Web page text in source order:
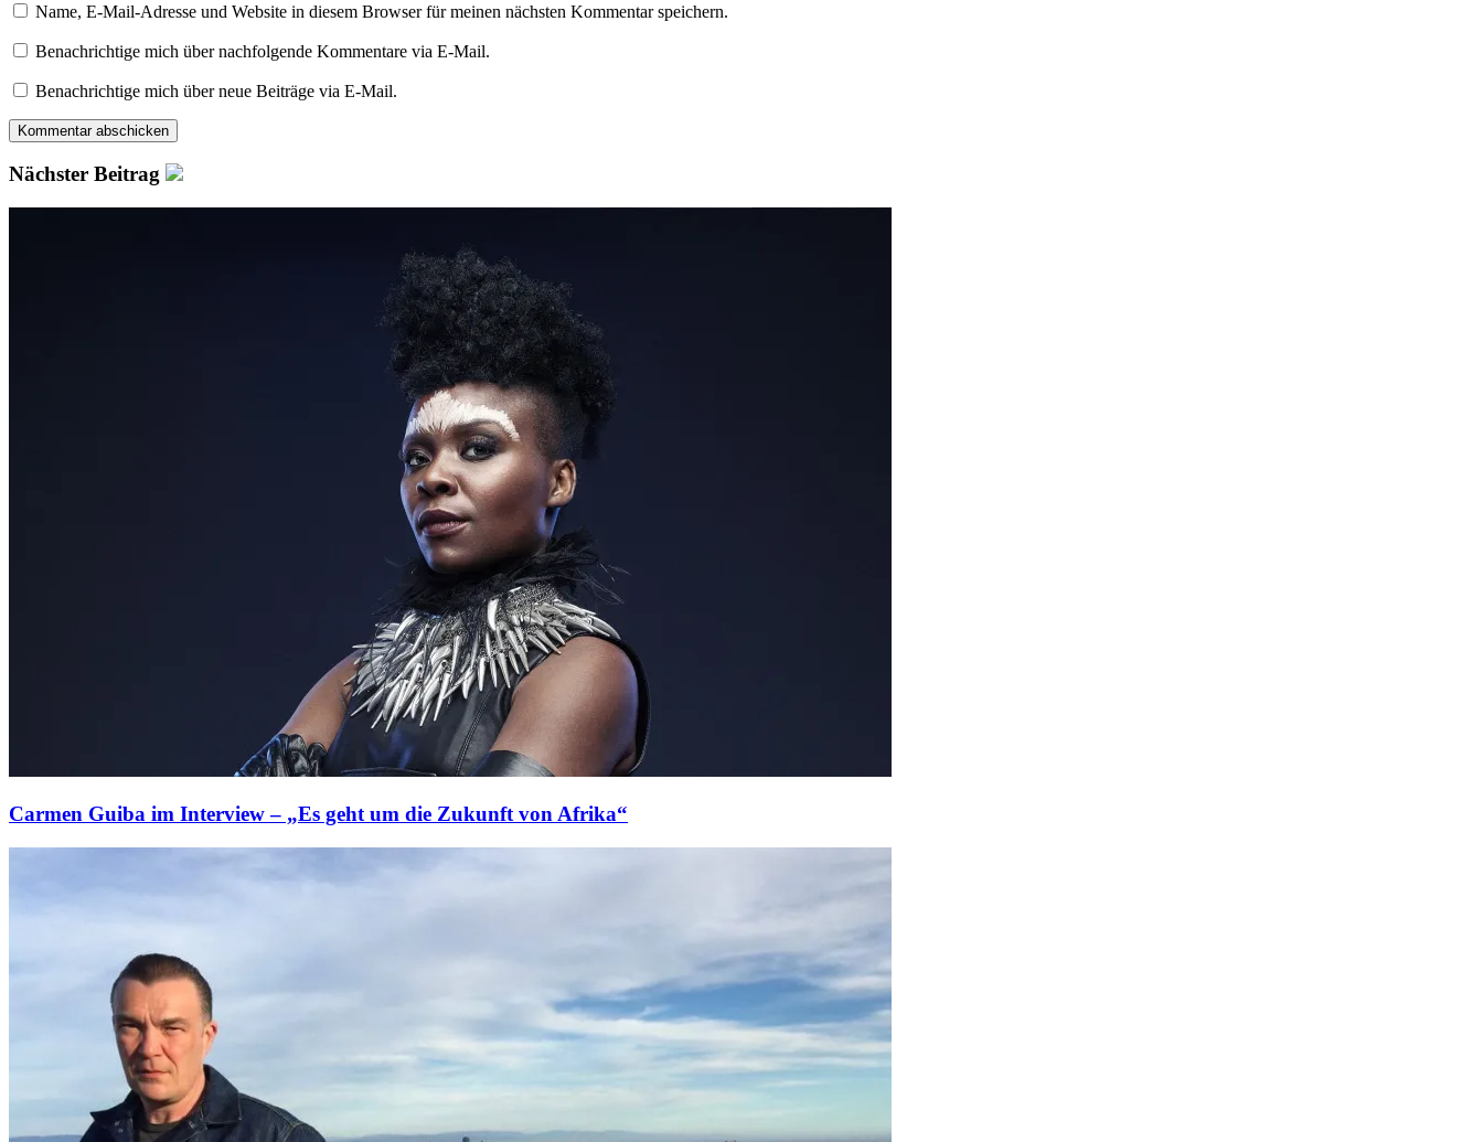
Name, E-Mail-Adresse und Website in diesem Browser für meinen nächsten Kommentar speichern.
Benachrichtige mich über nachfolgende Kommentare via E-Mail.
Benachrichtige mich über neue Beiträge via E-Mail.
Nächster Beitrag
Carmen Guiba im Interview – „Es geht um die Zukunft von Afrika“